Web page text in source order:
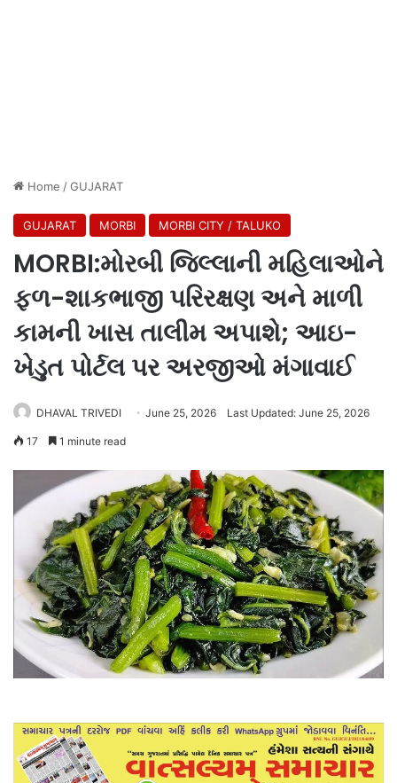
Home /GUJARAT
GUJARAT MORBI MORBI CITY / TALUKO
MORBI:મોરબી જિલ્લાની મહિલાઓને
ફળ-શાકભાજી પરિરક્ષણ અને માળી
કામની ખાસ તાલીમ અપાશે; આઇ-
ખેડુત પોર્ટલ પર અરજીઓ મંગાવાઈ
DHAVAL TRIVEDI June 25, 2026 Last Updated: June 25, 2026
17 1 minute read